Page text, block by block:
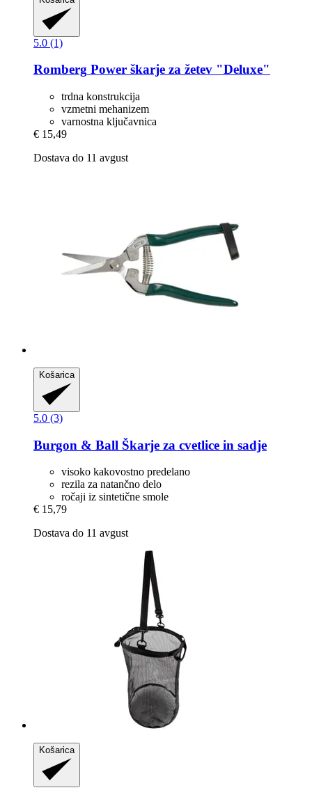
5.0 (1)
Romberg Power škarje za žetev "Deluxe"
trdna konstrukcija
vzmetni mehanizem
varnostna ključavnica
€ 15,49
Dostava do 11 avgust
Košarica
5.0 (3)
Burgon & Ball Škarje za cvetlice in sadje
visoko kakovostno predelano
rezila za natančno delo
ročaji iz sintetične smole
€ 15,79
Dostava do 11 avgust
Košarica